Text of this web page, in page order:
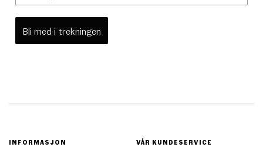
Bli med i trekningen
INFORMASJON VÅR KUNDESERVICE